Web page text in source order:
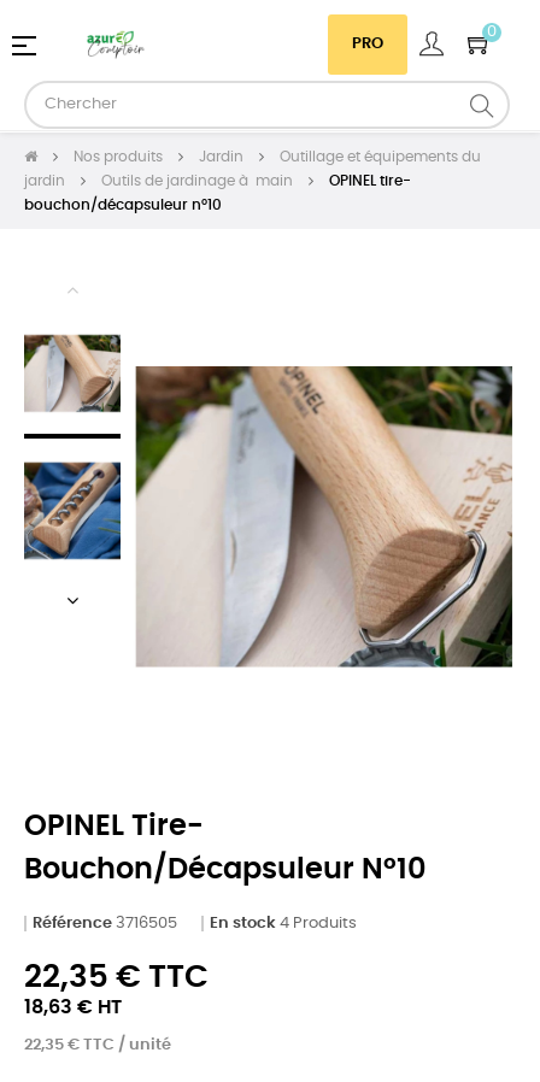
PRO
0
Basculer
navigation
☰
Nos produits Jardin
Outillage et équipements du
jardin
Outils de jardinage à main
OPINEL tire-
bouchon/décapsuleur n°10
OPINEL Tire-
Bouchon/décapsuleur N°10
Référence 3716505 En stock 4 Produits
22,35 € TTC
18,63 € HT
22,35 € TTC / unité